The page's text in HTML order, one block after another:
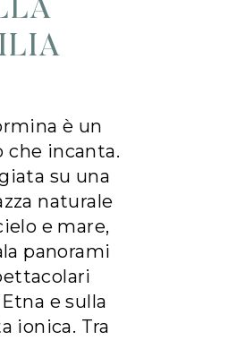
è un
che incanta.
su una
naturale
e mare,
panorami
e sulla
ionica. Tra